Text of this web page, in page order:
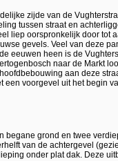
zijde van de
tussen straat en
liep oorspronkelijk door tot
gevels. Veel van deze
eeuwen heen is de
naar de Markt
aan deze
voorgevel uit het begin
begane grond en twee
van de achtergevel
onder plat dak. Deze